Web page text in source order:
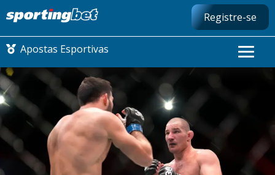
Registre-se
Apostas Esportivas
CONMEBOL LIBERTADORES
FUTEBOL NACIONAL
FUTEBOL INTERNACIONAL